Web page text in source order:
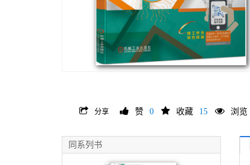
分享 赞 0 收藏 15 浏览
同系列书